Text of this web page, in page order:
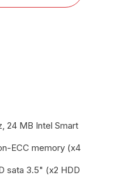
24 MB Intel Smart
ECC memory (x4
sata 3.5" (x2 HDD